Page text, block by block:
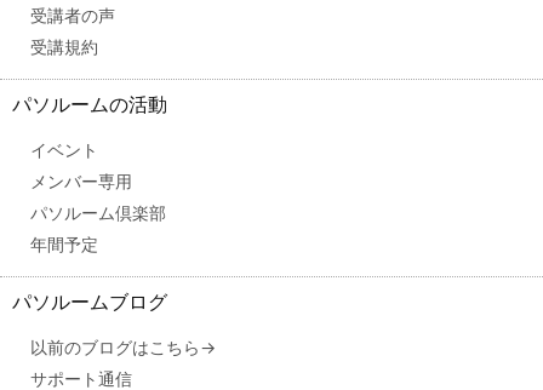
受講者の声
受講規約
パソルームの活動
イベント
メンバー専用
パソルーム倶楽部
年間予定
パソルームブログ
以前のブログはこちら→
サポート通信